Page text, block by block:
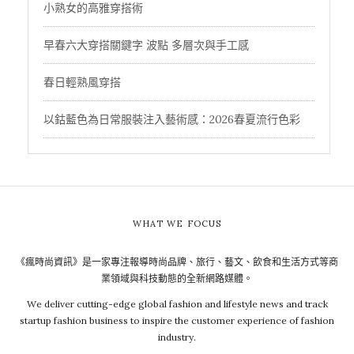
小熟女的高雅穿搭術
早春六大穿搭關鍵字 波點 多層次與手工感
春日輕熟風穿搭
以鈷藍色為日常服裝注入藝術感：2026春夏流行色彩
WHAT WE FOCUS
《瘋時尚資訊》是一家專注報導時尚品牌、旅行、藝文、飲食和生活方式等商
業領域與科技動態的全新網路媒體。
We deliver cutting-edge global fashion and lifestyle news and track
startup fashion business to inspire the customer experience of fashion
industry.